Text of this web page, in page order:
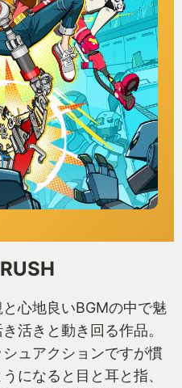
心地良いBGMの中で魅
活きと動き回る作品。
ュアクションですが慣
になると目と耳と指、